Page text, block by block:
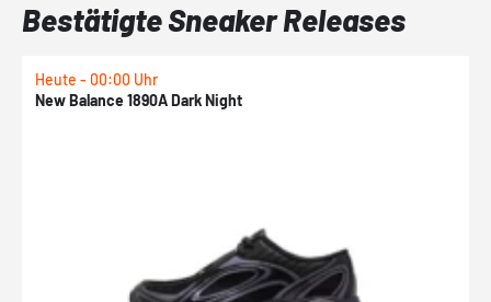
Bestätigte Sneaker Releases
Heute - 00:00 Uhr
New Balance 1890A Dark Night